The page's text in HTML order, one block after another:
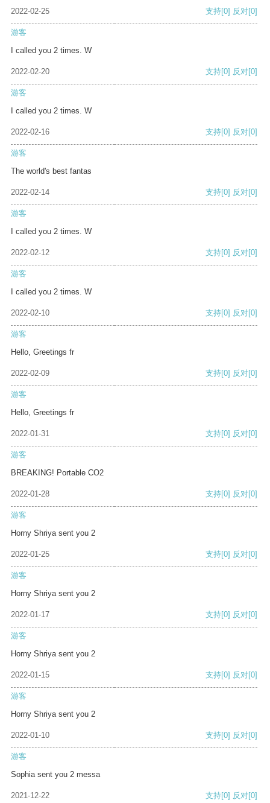
2022-02-25 支持[0] 反对[0]
游客
I called you 2 times. W
2022-02-20 支持[0] 反对[0]
游客
I called you 2 times. W
2022-02-16 支持[0] 反对[0]
游客
The world's best fantas
2022-02-14 支持[0] 反对[0]
游客
I called you 2 times. W
2022-02-12 支持[0] 反对[0]
游客
I called you 2 times. W
2022-02-10 支持[0] 反对[0]
游客
Hello, Greetings fr
2022-02-09 支持[0] 反对[0]
游客
Hello, Greetings fr
2022-01-31 支持[0] 反对[0]
游客
BREAKING! Portable CO2
2022-01-28 支持[0] 反对[0]
游客
Horny Shriya sent you 2
2022-01-25 支持[0] 反对[0]
游客
Horny Shriya sent you 2
2022-01-17 支持[0] 反对[0]
游客
Horny Shriya sent you 2
2022-01-15 支持[0] 反对[0]
游客
Horny Shriya sent you 2
2022-01-10 支持[0] 反对[0]
游客
Sophia sent you 2 messa
2021-12-22 支持[0] 反对[0]